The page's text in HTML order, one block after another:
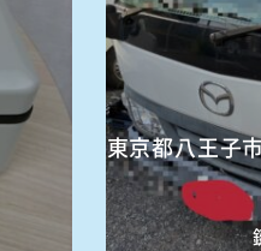
東京都八王子